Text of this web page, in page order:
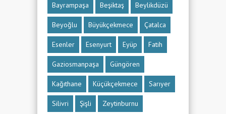
Bayrampaşa Beşiktaş Beylikdüzü
Beyoğlu Büyükçekmece Çatalca
Esenler Esenyurt Eyüp Fatih
Gaziosmanpaşa Güngören
Kağıthane Küçükçekmece Sarıyer
Silivri Şişli Zeytinburnu